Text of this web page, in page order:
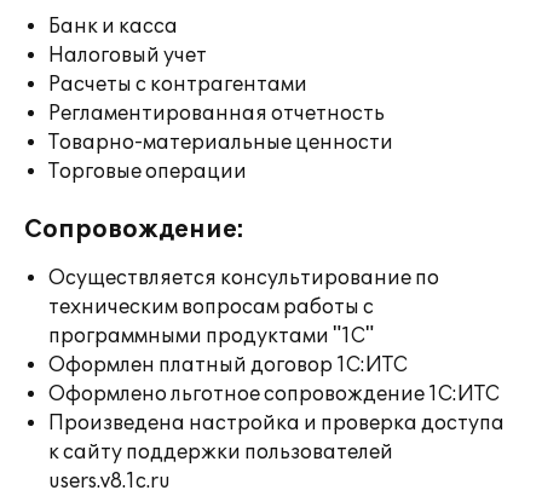
Банк и касса
Налоговый учет
Расчеты с контрагентами
Регламентированная отчетность
Товарно-материальные ценности
Торговые операции
Сопровождение:
Осуществляется консультирование по
техническим вопросам работы с
программными продуктами "1С"
Оформлен платный договор 1С:ИТС
Оформлено льготное сопровождение 1С:ИТС
Произведена настройка и проверка доступа
к сайту поддержки пользователей
users.v8.1c.ru